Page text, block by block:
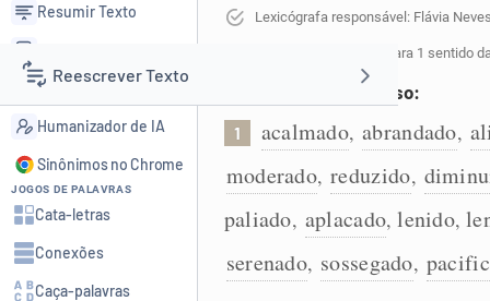
Reescrever Texto
Resumir Texto
Corrigir Texto
Detector de IA
Resumir Texto
Detector de IA
Humanizador de IA
Sinônimos no Chrome
JOGOS DE PALAVRAS
Cata-letras
Conexões
Caça-palavras
Lexicógrafa responsável: Flávia Neves
para 1 sentido
Tornado menos intenso:
1 acalmado, abrandado,
moderado, reduzido,
paliado, aplacado,lenido,
serenado, sossegado,